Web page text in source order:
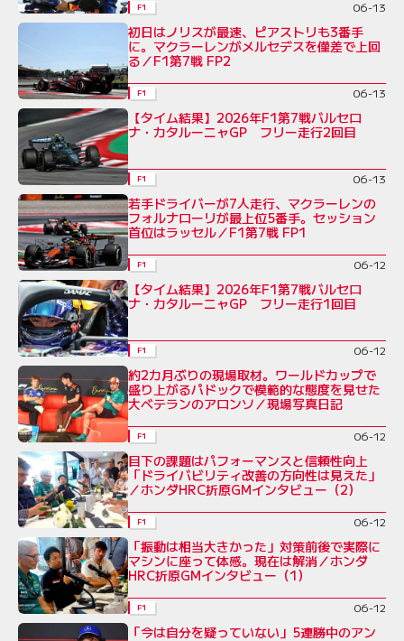
F1 06-13
初日はノリスが最速、ピアストリも3番手
に。マクラーレンがメルセデスを僅差で上回
る／F1第7戦 FP2
F1 06-13
【タイム結果】2026年F1第7戦バルセロ
ナ・カタルーニャGP フリー走行2回目
F1 06-13
若手ドライバーが7人走行、マクラーレンの
フォルナローリが最上位5番手。セッション
首位はラッセル／F1第7戦 FP1
F1 06-12
【タイム結果】2026年F1第7戦バルセロ
ナ・カタルーニャGP フリー走行1回目
F1 06-12
約2カ月ぶりの現場取材。ワールドカップで
盛り上がるパドックで模範的な態度を見せた
大ベテランのアロンソ／現場写真日記
F1 06-12
目下の課題はパフォーマンスと信頼性向上
「ドライバビリティ改善の方向性は見えた」
／ホンダHRC折原GMインタビュー（2）
F1 06-12
「振動は相当大きかった」対策前後で実際に
マシンに座って体感。現在は解消／ホンダ
HRC折原GMインタビュー（1）
F1 06-12
「今は自分を疑っていない」5連勝中のアン